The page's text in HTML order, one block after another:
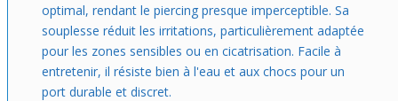
optimal, rendant le piercing presque imperceptible. Sa
souplesse réduit les irritations, particulièrement adaptée
pour les zones sensibles ou en cicatrisation. Facile à
entretenir, il résiste bien à l'eau et aux chocs pour un
port durable et discret.